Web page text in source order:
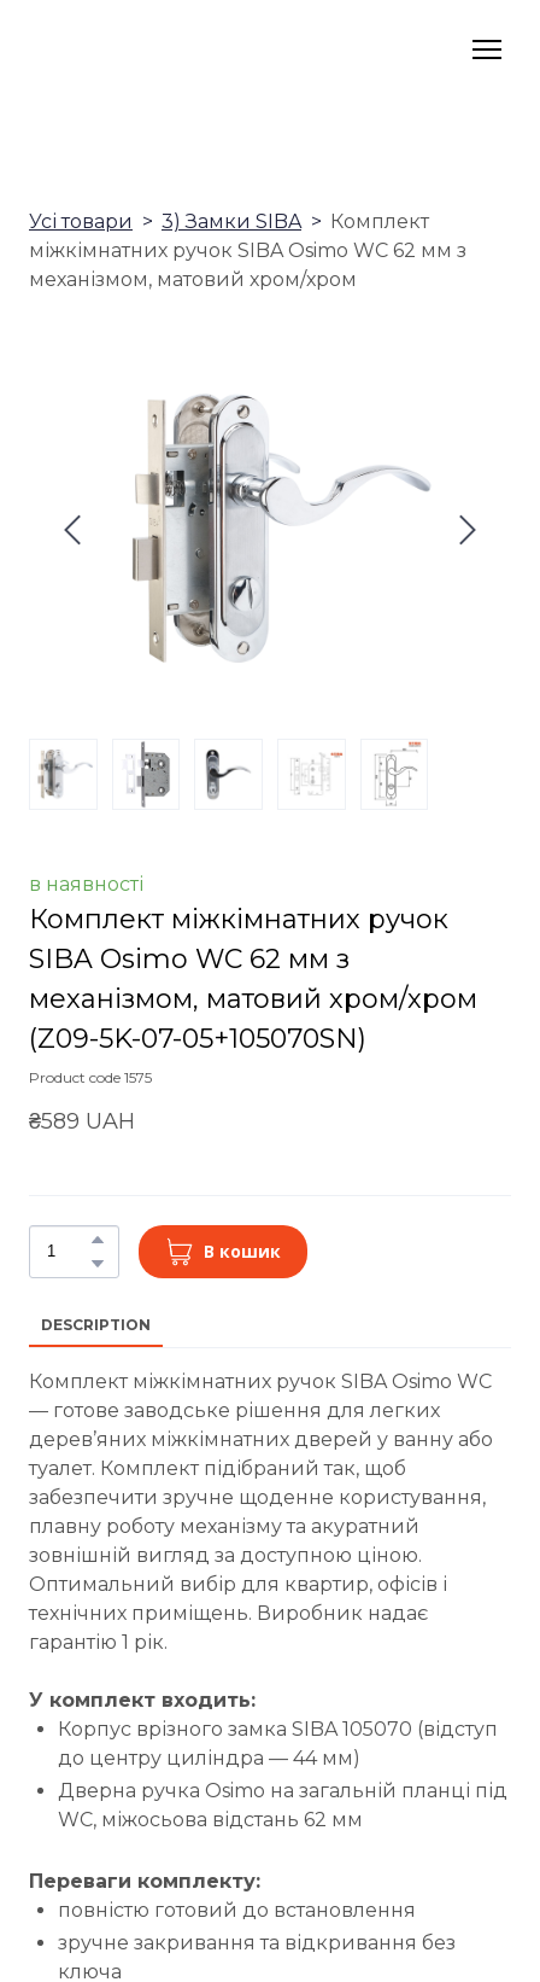
Усі товари 3) Замки SIBA
Комплект
міжкімнатних ручок SIBA Osimo WC 62 мм з
механізмом, матовий хром/хром
в наявності
Комплект міжкімнатних ручок
SIBA Osimo WC 62 мм з
механізмом, матовий хром/хром
(Z09-5K-07-05+105070SN)
Product code 1575
₴589 UAH
В кошик
DESCRIPTION
Комплект міжкімнатних ручок SIBA Osimo WC
— готове заводське рішення для легких
дерев’яних міжкімнатних дверей у ванну або
туалет. Комплект підібраний так, щоб
забезпечити зручне щоденне користування,
плавну роботу механізму та акуратний
зовнішній вигляд за доступною ціною.
Оптимальний вибір для квартир, офісів і
технічних приміщень. Виробник надає
гарантію 1 рік.
У комплект входить:
Корпус врізного замка SIBA 105070 (відступ
до центру циліндра — 44 мм)
Дверна ручка Osimo на загальній планці під
WC, міжосьова відстань 62 мм
Переваги комплекту:
повністю готовий до встановлення
зручне закривання та відкривання без
ключа